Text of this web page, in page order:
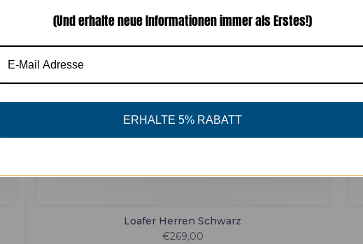
Loafer Herren Schwarz
€269,00
(Und erhalte neue Informationen immer als Erstes!)
ERHALTE 5% RABATT